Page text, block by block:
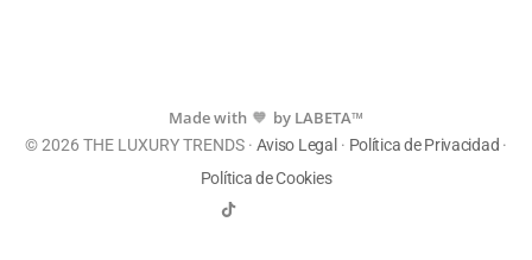
Made with 💙 by LABETA™
© 2026 THE LUXURY TRENDS · Aviso Legal · Política de Privacidad ·
Política de Cookies